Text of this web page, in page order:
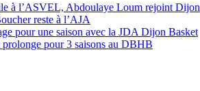
à l’ASVEL, Abdoulaye Loum rejoint Dijon
reste à l’AJA
pour une saison avec la JDA Dijon Basket
pour 3 saisons au DBHB